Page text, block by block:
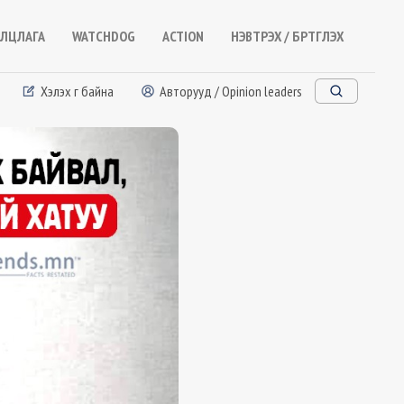
WATCHDOG ACTION НЭВТРЭХ / БҮРТГҮҮЛЭХ
Хэлэх үг байна Авторууд / Opinion leaders